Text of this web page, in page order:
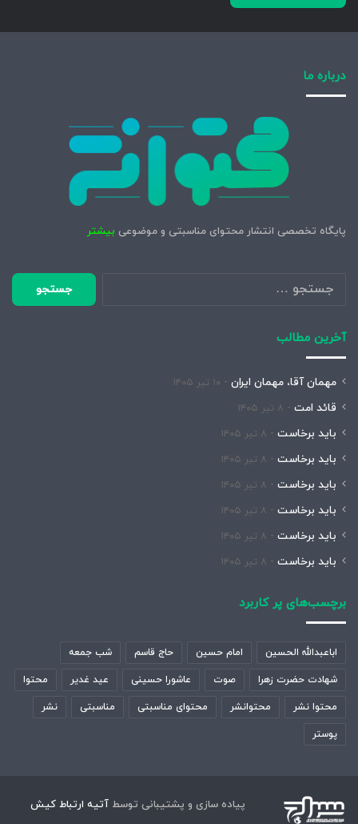
درباره ما
پایگاه تخصصی انتشار محتوای مناسبتی و موضوعی بیشتر
جستجو
برای:
آخرین مطالب
مهمان آقا، مهمان ایران ۱۰ تیر ۱۴۰۵
قائد امت ۸ تیر ۱۴۰۵
باید برخاست ۸ تیر ۱۴۰۵
باید برخاست ۸ تیر ۱۴۰۵
باید برخاست ۸ تیر ۱۴۰۵
باید برخاست ۸ تیر ۱۴۰۵
باید برخاست ۸ تیر ۱۴۰۵
باید برخاست ۸ تیر ۱۴۰۵
برچسب‌های پر کاربرد
اباعبدالله الحسین امام حسین حاج قاسم شب جمعه
شهادت حضرت زهرا صوت عاشورا حسینی عید غدیر محتوا
محتوا نشر محتوانشر محتوای مناسبتی مناسبتی نشر
پوستر
پیاده سازی و پشتیبانی توسط آتیه ارتباط کیش